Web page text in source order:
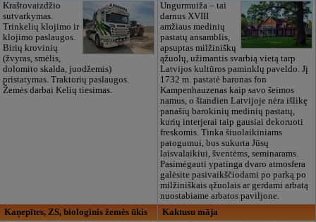
Kraštovaizdžio
sutvarkymas.
Trinkelių klojimo ir
klojimo paslaugos.
Birių krovinių
(žvyras, smėlis,
dolomito skalda, juodžemis)
pristatymas. Traktorių paslaugos.
Žemės darbai Kelių tiesimas.
Ungurmuiža – tai
darnus XVIII
amžiaus medinių
pastatų ansamblis,
apsuptas milžiniškų
ąžuolų, užimantis svarbią vietą tarp
Latvijos kultūros paminklų paveldo. Jį
1732 m. pastatė baronas fon
Kampenhauzenas kaip savo šeimos
namus, o šiandien Latvijoje nėra išlikę
panašių barokinių medinių pastatų,
kurių interjerai taip gausiai dekoruoti
freskomis. Tinka šiuolaikiniams
patogumui, bus sukurta Jūsų
laisvalaikiui, šventėms, seminarams.
Pasimėgauti ypatinga dvaro atmosfera
galėsite pasivaikščiodami po parką po
milžiniškais ąžuolais ar gerdami arbatą
nuostabiame arbatos paviljone.
Kaņepītes, ZS, biologinis žemės ūkis
Kaktusu māja